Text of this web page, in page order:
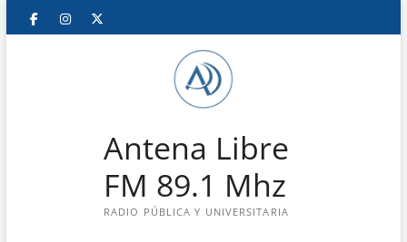
Saltar
FacebookInstagram
Antena Libre
FM 89.1 Mhz
RADIO PÚBLICA Y UNIVERSITARIA